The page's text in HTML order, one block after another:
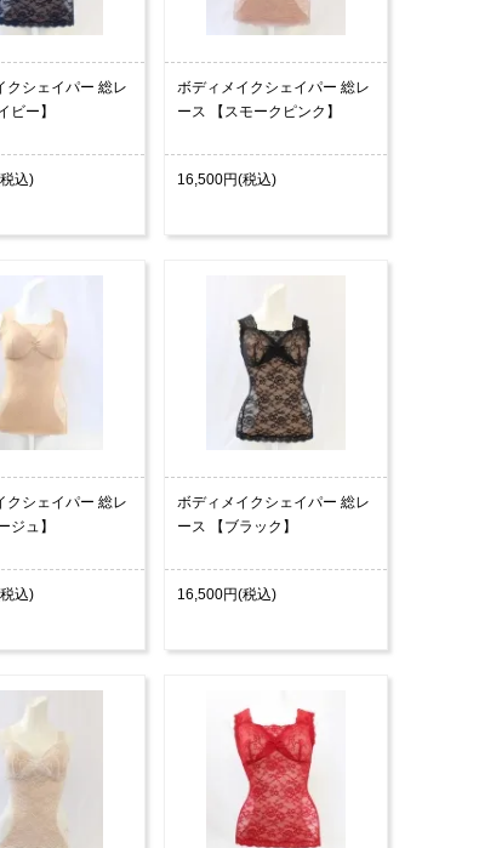
クシェイパー 総レ
ビー】
込)
ボディメイクシェイパー 総レ
ース 【スモークピンク】
16,500円(税込)
クシェイパー 総レ
ジュ】
込)
ボディメイクシェイパー 総レ
ース 【ブラック】
16,500円(税込)